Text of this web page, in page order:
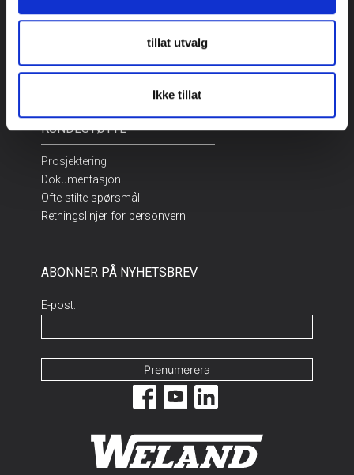
tillat utvalg
Ikke tillat
Bransjer
KUNDESTØTTE
Prosjektering
Dokumentasjon
Ofte stilte spørsmål
Retningslinjer for personvern
ABONNER PÅ NYHETSBREV
E-post: